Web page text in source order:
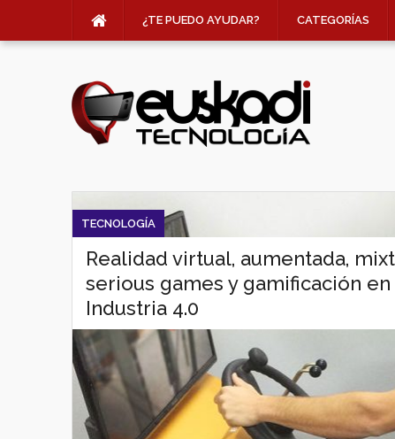
¿TE PUEDO AYUDAR? CATEGORÍAS
TECNOLOGÍA
Realidad virtual, aumentada,
serious games y gamificación en
Industria 4.0